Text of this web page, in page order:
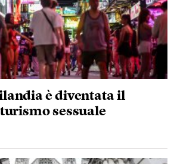
è diventata il
sessuale